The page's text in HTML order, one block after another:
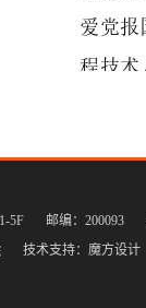
5F 邮编：200093
技术支持： 魔方设计